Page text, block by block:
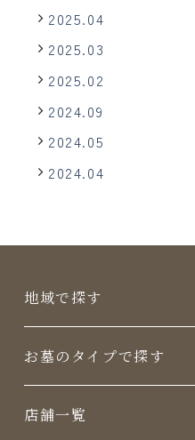
2025.04
2025.03
2025.02
2024.09
2024.05
2024.04
地域で探す
お墓のタイプで探す
店舗一覧